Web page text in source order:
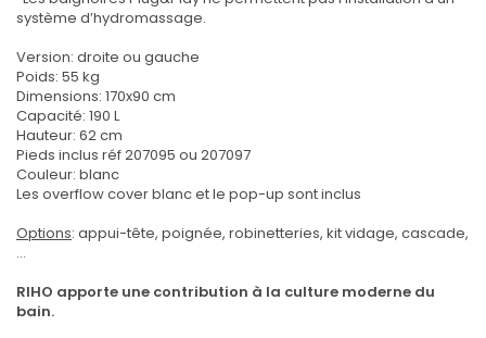
système d’hydromassage.
Version: droite ou gauche
Poids: 55 kg
Dimensions: 170x90 cm
Capacité: 190 L
Hauteur: 62 cm
Pieds inclus réf 207095 ou 207097
Couleur: blanc
Les overflow cover blanc et le pop-up sont inclus
Options: appui-tête, poignée, robinetteries, kit vidage, cascade,
...
RIHO apporte une contribution à la culture moderne du
bain.